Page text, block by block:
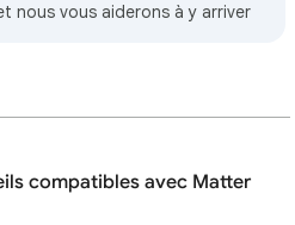
nous vous aiderons à y arriver
compatibles avec Matter